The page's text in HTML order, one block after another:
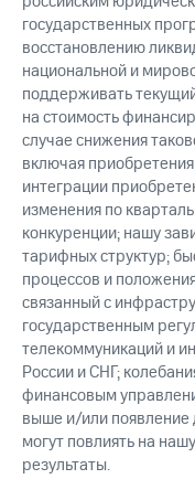
государственных
восстановлению
национальной и
поддерживать
на стоимость
случае снижения
включая
интеграции
изменения по
конкуренции; нашу
тарифных структур;
процессов и
связанный с
государственным
телекоммуникаций и
России и СНГ;
финансовым
выше и/или появление
могут повлиять на
результаты.